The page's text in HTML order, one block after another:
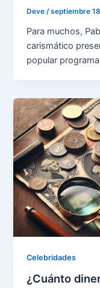
Deve /septiembre
Para muchos,
carismático
popular
Celebridades
¿Cuánto